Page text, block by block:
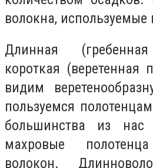
волокна, используемые
Длинная
короткая
видим
пользуемся
большинства из
махровые
волокон.